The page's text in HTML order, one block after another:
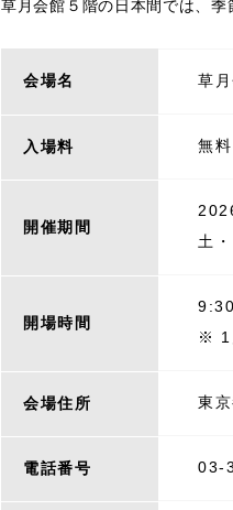
草月会館５階の日本間では、季
会場名 草
入場料 無料
開催期間
土
開場時間
※ 1
会場住所 東
電話番号 03-